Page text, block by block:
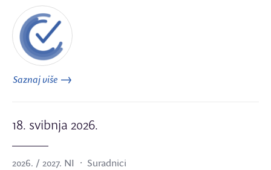
Saznaj više
18. svibnja 2026.
2026. / 2027. NI Suradnici